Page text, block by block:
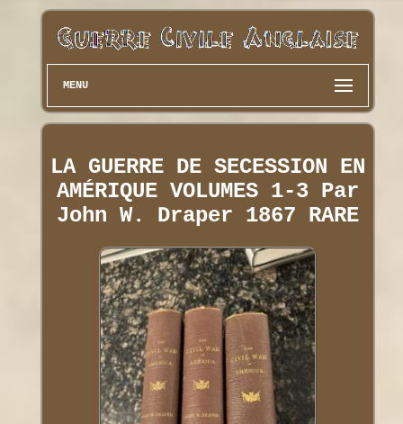
MENU
LA GUERRE DE SECESSION EN
AMÉRIQUE VOLUMES 1-3 Par
John W. Draper 1867 RARE